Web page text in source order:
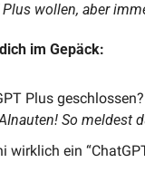
wollen, aber
im Gepäck:
Plus geschlossen?
So meldest
wirklich ein